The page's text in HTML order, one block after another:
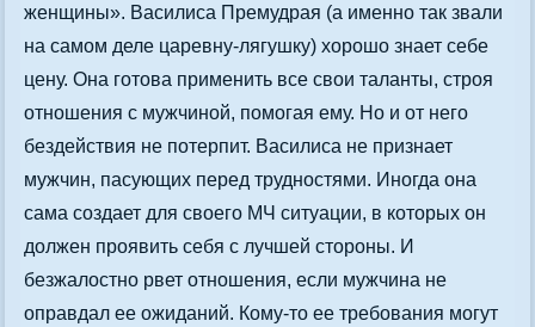
женщины». Василиса Премудрая (а именно так звали
на самом деле царевну-лягушку) хорошо знает себе
цену. Она готова применить все свои таланты, строя
отношения с мужчиной, помогая ему. Но и от него
бездействия не потерпит. Василиса не признает
мужчин, пасующих перед трудностями. Иногда она
сама создает для своего МЧ ситуации, в которых он
должен проявить себя с лучшей стороны. И
безжалостно рвет отношения, если мужчина не
оправдал ее ожиданий. Кому-то ее требования могут